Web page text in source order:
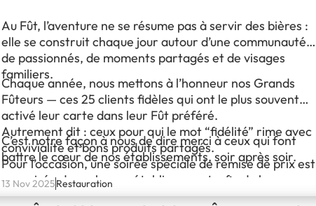
Au Fût, l’aventure ne se résume pas à servir des bières :
elle se construit chaque jour autour d’une communauté
de passionnés, de moments partagés et de visages
familiers.
Chaque année, nous mettons à l’honneur nos Grands
Fûteurs — ces 25 clients fidèles qui ont le plus souvent
activé leur carte dans leur Fût préféré.
Autrement dit : ceux pour qui le mot “fidélité” rime avec
convivialité et bons produits partagés.
Pour l’occasion, une soirée spéciale de remise de prix est
organisée dans chaque établissement, afin de les
remercier comme il se doit.
C’est notre façon à nous de dire merci à ceux qui font
battre le cœur de nos établissements, soir après soir.
13 Nov 2025Restauration